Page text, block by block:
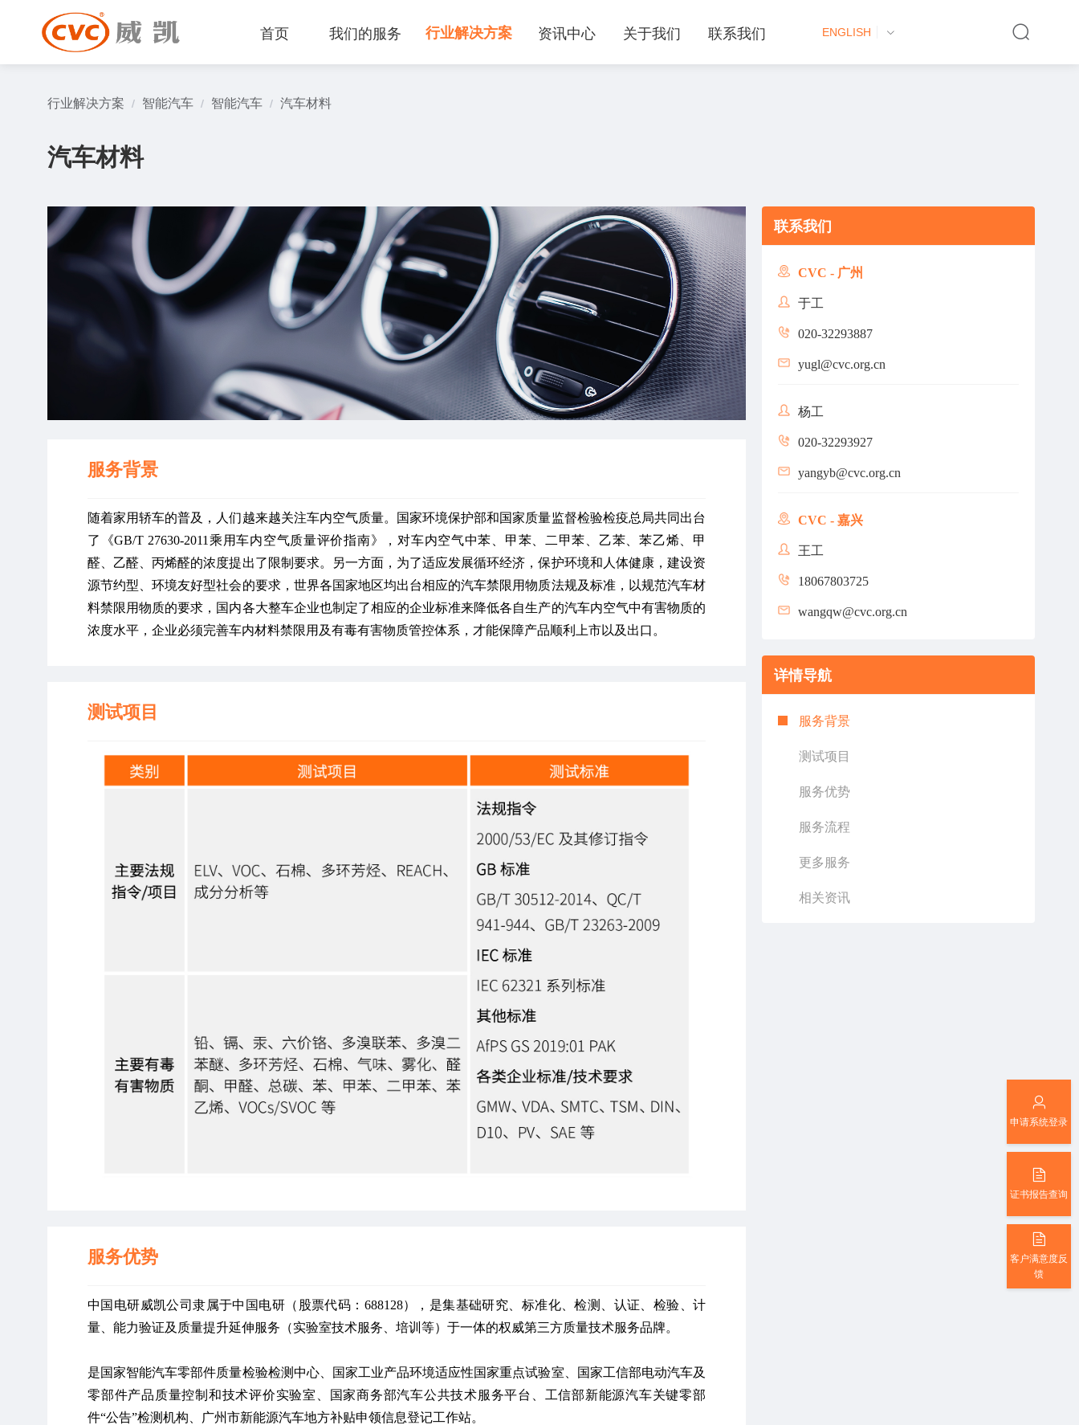
首页 我们的服务 行业解决方案 资讯中心 关于我们 联系我们 ENGLISH
行业解决方案 / 智能汽车 / 智能汽车 / 汽车材料
汽车材料
服务背景
随着家用轿车的普及，人们越来越关注车内空气质量。国家环境保护部和国家质量监督检验检疫总局共同出台
了《GB/T 27630-2011乘用车内空气质量评价指南》，对车内空气中苯、甲苯、二甲苯、乙苯、苯乙烯、甲
醛、乙醛、丙烯醛的浓度提出了限制要求。另一方面，为了适应发展循环经济，保护环境和人体健康，建设资
源节约型、环境友好型社会的要求，世界各国家地区均出台相应的汽车禁限用物质法规及标准，以规范汽车材
料禁限用物质的要求，国内各大整车企业也制定了相应的企业标准来降低各自生产的汽车内空气中有害物质的
浓度水平，企业必须完善车内材料禁限用及有毒有害物质管控体系，才能保障产品顺利上市以及出口。
测试项目
服务优势
中国电研威凯公司隶属于中国电研（股票代码：688128），是集基础研究、标准化、检测、认证、检验、计
量、能力验证及质量提升延伸服务（实验室技术服务、培训等）于一体的权威第三方质量技术服务品牌。
是国家智能汽车零部件质量检验检测中心、国家工业产品环境适应性国家重点试验室、国家工信部电动汽车及
零部件产品质量控制和技术评价实验室、国家商务部汽车公共技术服务平台、工信部新能源汽车关键零部
件“公告”检测机构、广州市新能源汽车地方补贴申领信息登记工作站。
联系我们
CVC - 广州
于工
020-32293887
yugl@cvc.org.cn
杨工
020-32293927
yangyb@cvc.org.cn
CVC - 嘉兴
王工
18067803725
wangqw@cvc.org.cn
详情导航
服务背景
测试项目
服务优势
服务流程
更多服务
相关资讯
申请系统登录
证书报告查询
客户满意度反
馈